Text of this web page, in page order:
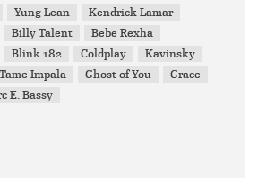
Yung Lean
Kendrick Lamar
Billy Talent
Bebe Rexha
Blink 182 Coldplay
Kavinsky
Tame Impala Ghost of You
Grace
E. Bassy